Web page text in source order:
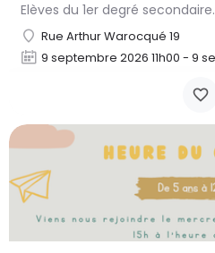
Rue Arthur Warocqué 19
9 septembre 2026 11h00 - 9